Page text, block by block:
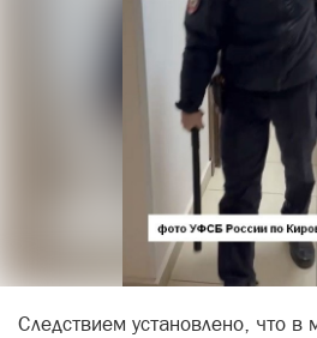
Следствием установлено, что